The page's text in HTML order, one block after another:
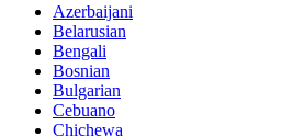
Azerbaijani
Belarusian
Bengali
Bosnian
Bulgarian
Cebuano
Chichewa